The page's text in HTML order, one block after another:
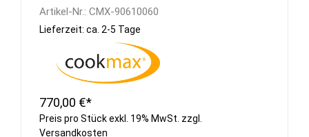
mm
Artikel-Nr.: CMX-90610060
Lieferzeit: ca. 2-5 Tage
770,00 €*
Preis pro Stück exkl. 19% MwSt. zzgl.
Versandkosten